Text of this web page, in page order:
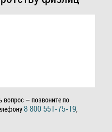
вопрос — позвоните по
8 800 551-75-19,